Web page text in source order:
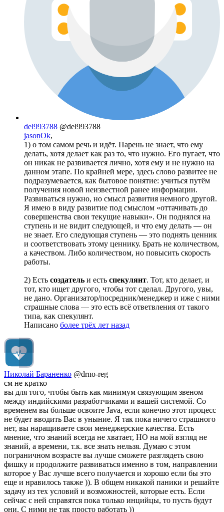
del993788 @del993788
jasonOk,
1) о том самом речь и идёт. Парень не знает, что ему
делать, хотя делает как раз то, что нужно. Его пугает, что
он никак не развивается лично, хотя ему и не нужно на
данном этапе. По крайней мере, здесь слово развитее не
подразумевается, как бытовое понятие: учиться путём
получения новой неизвестной ранее информации.
Развиваться нужно, но смысл развития немного другой.
Я имею в виду развитие под смыслом «оттачивать до
совершенства свои текущие навыки». Он поднялся на
ступень и не видит следующей, и что ему делать — он
не знает. Его следующая ступень — это поднять ценник
и соответствовать этому ценнику. Брать не количеством,
а качеством. Либо количеством, но повысить скорость
работы.
2) Есть создатель и есть спекулянт. Тот, кто делает, и
тот, кто ищет другого, чтобы тот сделал. Другого, увы,
не дано. Организатор/посредник/менеджер и иже с ними
страшные слова — это есть всё ответвления от такого
типа, как спекулянт.
Написано более трёх лет назад
Николай Бараненко @drno-reg
см не кратко
вы для того, чтобы быть как минимум связующим звеном
между индийскими разработчиками и вашей системой. Со
временем вы больше освоите Java, если конечно этот процесс
не будет вводить Вас в уныние. Я так пока ничего страшного
нет, вы наращиваете свои менеджерские качества. Есть
мнение, что знаний всегда не хватает, НО на мой взгляд не
знаний, а времени, т.к. все знать нельзя. Думаю с этом
пограничном возрасте вы лучше сможете разглядеть свою
фишку и продолжите развиваться именно в том, направлении
которое у Вас лучше всего получается и хорошо если бы это
еще и нравилось также )). В общем никакой паники и решайте
задачу из тех условий и возможностей, которые есть. Если
сейчас с ней справятся пока только инцийцы, то пусть будут
они. С ними не так просто работать ))